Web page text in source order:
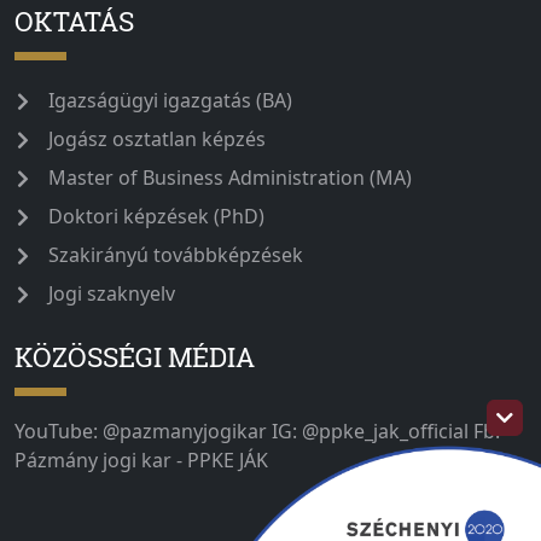
OKTATÁS
Igazságügyi igazgatás (BA)
Jogász osztatlan képzés
Master of Business Administration (MA)
Doktori képzések (PhD)
Szakirányú továbbképzések
Jogi szaknyelv
KÖZÖSSÉGI MÉDIA
YouTube: @pazmanyjogikar IG: @ppke_jak_official Fb:
Pázmány jogi kar - PPKE JÁK